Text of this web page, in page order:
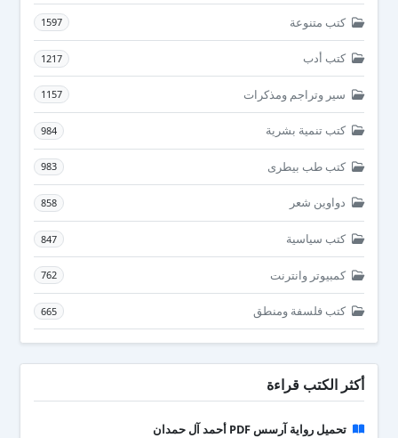
كتب متنوعة 1597
كتب أدب 1217
سير وتراجم ومذكرات 1157
كتب تنمية بشرية 984
كتب طب بيطرى 983
دواوين شعر 858
كتب سياسية 847
كمبيوتر وانترنت 762
كتب فلسفة ومنطق 665
أكثر الكتب قراءة
تحميل رواية آرسس PDF أحمد آل حمدان